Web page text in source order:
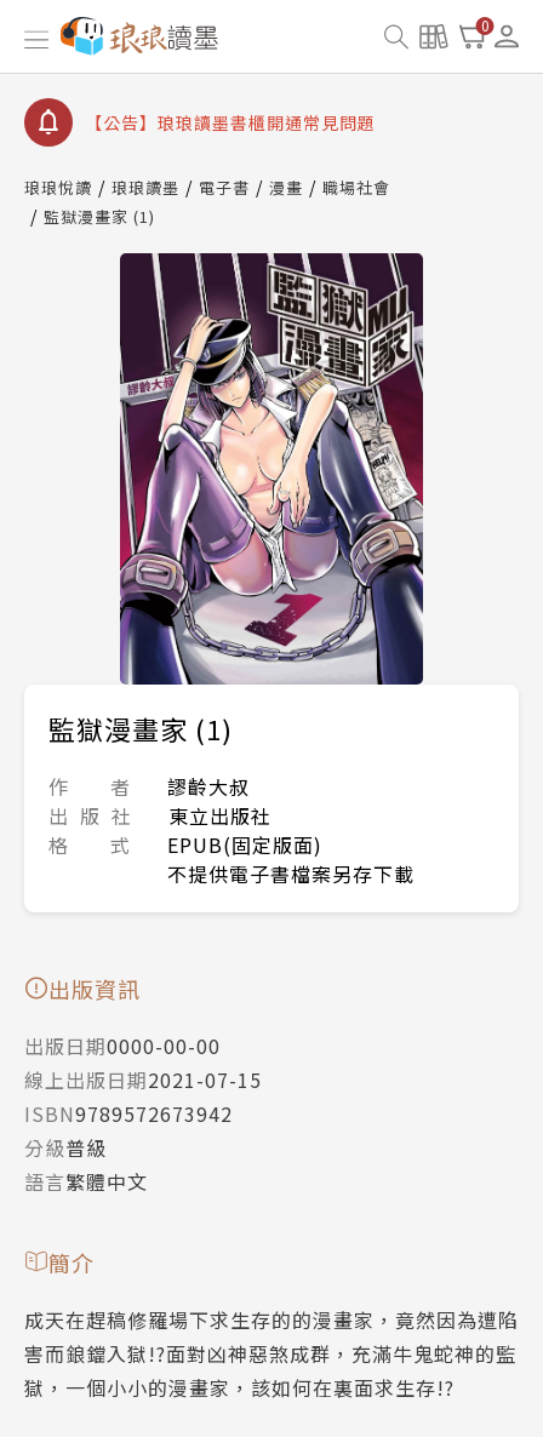
0
查詢
【公告】琅琅讀墨數位閱讀資產合併與書櫃開通申請
【公告】琅琅讀墨書櫃開通常見問題
【公告】琅琅書店服務升級重要說明及資產合併結果
查詢
【公告】琅琅讀墨數位閱讀資產合併與書櫃開通申請
琅琅悅讀 琅琅讀墨 電子書 漫畫
職場社會
監獄漫畫家 (1)
監獄漫畫家 (1)
作 者
謬齡大叔
出 版 社
東立出版社
格 式
EPUB(固定版面)
不提供電子書檔案另存下載
出版資訊
出版日期0000-00-00
線上出版日期2021-07-15
ISBN9789572673942
分級普級
語言繁體中文
簡介
成天在趕稿修羅場下求生存的的漫畫家，竟然因為遭陷
害而鋃鐺入獄!?面對凶神惡煞成群，充滿牛鬼蛇神的監
獄，一個小小的漫畫家，該如何在裏面求生存!?